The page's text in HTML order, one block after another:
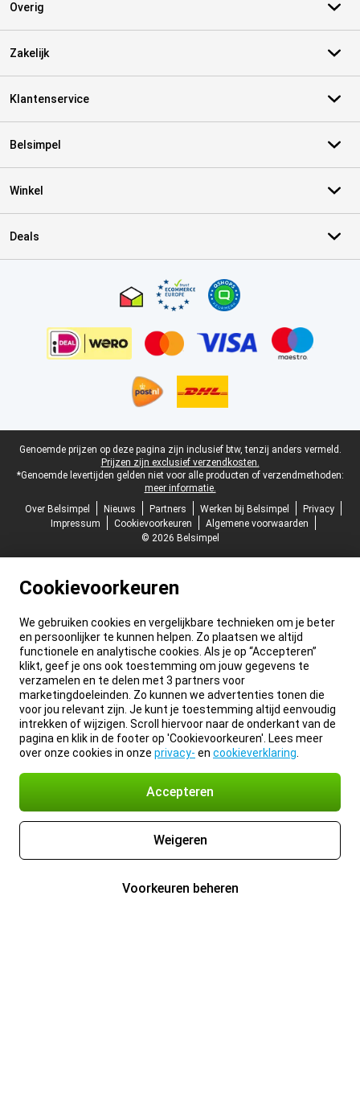
Overig
Zakelijk
Klantenservice
Belsimpel
Winkel
Deals
Juridische voettekst
Genoemde prijzen op deze pagina zijn inclusief btw, tenzij anders vermeld.
Prijzen zijn exclusief verzendkosten.
*Genoemde levertijden gelden niet voor alle producten of verzendmethoden:
meer informatie.
Over Belsimpel
Nieuws Partners Werken bij Belsimpel
Privacy
Impressum
Cookievoorkeuren
Algemene voorwaarden
© 2026 Belsimpel
Cookievoorkeuren
We gebruiken cookies en vergelijkbare technieken om je beter
en persoonlijker te kunnen helpen. Zo plaatsen we altijd
functionele en analytische cookies. Als je op “Accepteren”
klikt, geef je ons ook toestemming om jouw gegevens te
verzamelen en te delen met 3 partners voor
marketingdoeleinden. Zo kunnen we advertenties tonen die
voor jou relevant zijn. Je kunt je toestemming altijd eenvoudig
intrekken of wijzigen. Scroll hiervoor naar de onderkant van de
pagina en klik in de footer op 'Cookievoorkeuren'. Lees meer
over onze cookies in onze privacy- en cookieverklaring
Accepteren
Weigeren
Voorkeuren beheren